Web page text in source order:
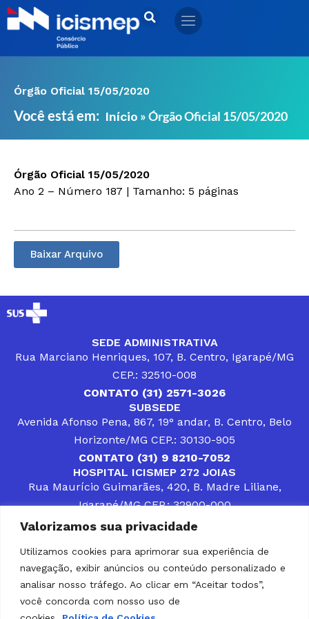
Valorizamos sua privacidade
Utilizamos cookies para aprimorar sua experiência de
navegação, exibir anúncios ou conteúdo personalizado e
analisar nosso tráfego. Ao clicar em “Aceitar todos”,
você concorda com nosso uso de
Ir
para
Órgão Oficial 15/05/2020
Você está em: Início »Órgão Oficial 15/05/2020
Órgão Oficial 15/05/2020
Ano 2 – Número 187 | Tamanho: 5 páginas
Baixar Arquivo
SEDE ADMINISTRATIVA
Rua Marciano Henriques, 107, B. Centro, Igarapé/MG
CEP.: 32510-008
CONTATO (31) 2571-3026
SUBSEDE
Avenida Afonso Pena, 867, 19° andar, B. Centro, Belo
Horizonte/MG CEP.: 30130-905
CONTATO (31) 9 8210-7052
HOSPITAL ICISMEP 272 JOIAS
Rua Maurício Guimarães, 420, B. Madre Liliane,
Igarapé/MG CEP.: 32900-000
CONTATOS (31) 3512-4400 ou (31) 9 8309-8660
DESENVOLVER SOLUÇÕES, AÇÕES E SERVIÇOS
PÚBLICOS QUE COMPLEMENTEM A ASSISTÊNCIA À
POPULAÇÃO DA REGIÃO EM QUE ATUA, SENDO
PARCEIRO DOS MUNICÍPIOS CONSORCIADOS NA
SOLUÇÃO DE DIFICULDADES ENFRENTADAS POR
GESTORES MUNICIPAIS, É O COMPROMISSO DO
ICISMEP.